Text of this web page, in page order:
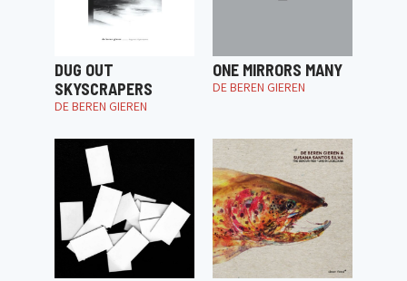
DUG OUT
SKYSCRAPERS
DE BEREN GIEREN
ONE MIRRORS MANY
DE BEREN GIEREN